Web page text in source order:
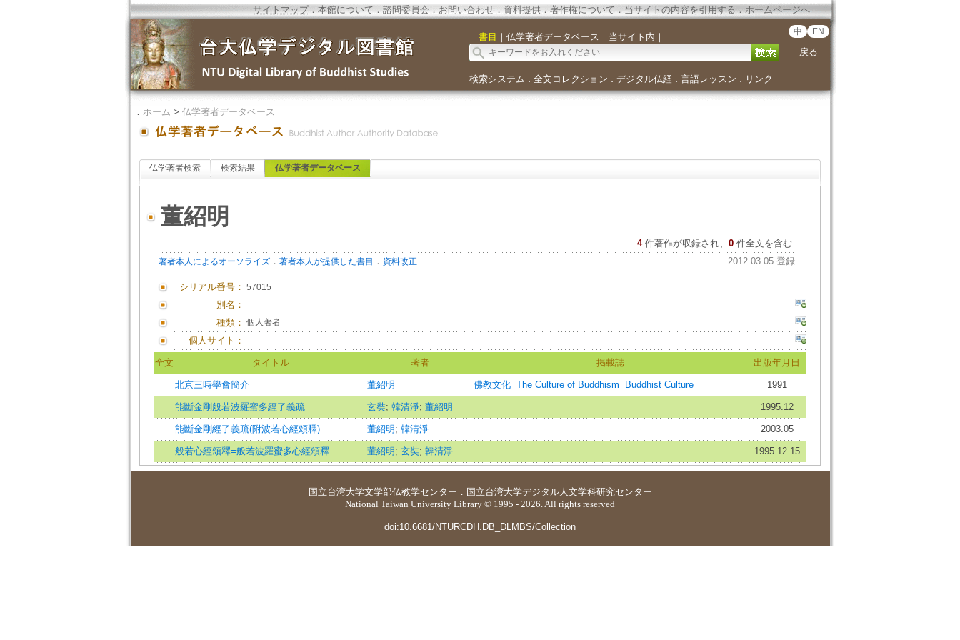
サイトマップ．本館について．諮問委員会． お問い合わせ． 資料提供．著作権について．当サイトの内容を引用する．ホームページへ
｜ 書目 ｜ 仏学著者データベース ｜ 当サイト内 ｜ 中 EN
戻る
検索システム ． 全文コレクション ． デジタル仏経． 言語レッスン ． リンク
． ホーム > 仏学著者データベース
仏学著者検索 検索結果 仏学著者データベース
董紹明
4 件著作が収録され、 0件全文を含む
著者本人によるオーソライズ． 著者本人が提供した書目 ． 資料改正 2012.03.05 登録
シリアル番号： 57015
別名：
種類： 個人著者
個人サイト：
全文 タイトル 著者 掲載誌 出版年月日
北京三時學會簡介 董紹明 佛教文化=The Culture of Buddhism=Buddhist Culture 1991
能斷金剛般若波羅蜜多經了義疏 玄奘; 韓清淨; 董紹明 1995.12
能斷金剛經了義疏(附波若心經頌釋) 董紹明 ; 韓清淨 2003.05
般若心經頌釋=般若波羅蜜多心經頌釋 董紹明 ; 玄奘; 韓清淨 1995.12.15
国立台湾大学文学部仏教学センター ． 国立台湾大学デジタル人文学科研究センター
National Taiwan University Library © 1995 - 2026. All rights reserved
doi:10.6681/NTURCDH.DB_DLMBS/Collection